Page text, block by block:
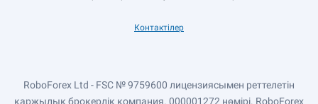
Контактілер
RoboForex Ltd - FSC № 9759600 лицензиясымен реттелетін
қаржылық брокерлік компания. 000001272 нөмірі. RoboForex